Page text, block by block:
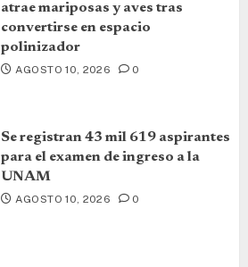
atrae mariposas y aves tras
convertirse en espacio
polinizador
AGOSTO 10, 2026 0
Se registran 43 mil 619 aspirantes
para el examen de ingreso a la
UNAM
AGOSTO 10, 2026 0